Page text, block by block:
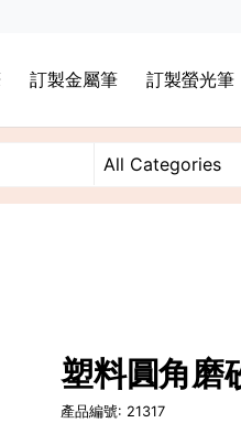
訂製金屬筆 訂製螢光筆
塑料圓角磨
產品編號: 21317